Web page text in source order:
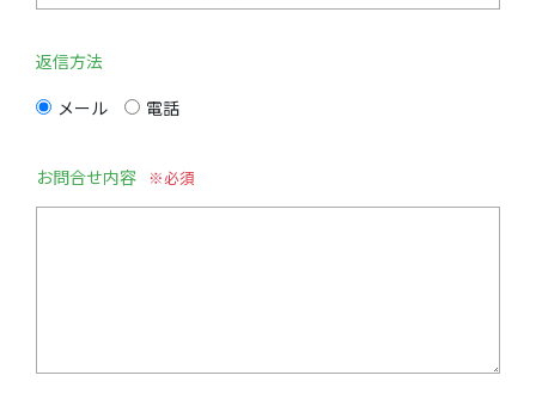
返信方法
メール
電話
お問合せ内容